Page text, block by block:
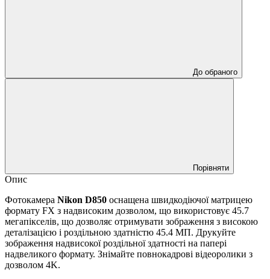
До обраного
Порівняти
Опис
Фотокамера Nikon D850 оснащена швидкодіючої матрицею
формату FX з надвисоким дозволом, що використовує 45.7
мегапікселів, що дозволяє отримувати зображення з високою
деталізацією і роздільною здатністю 45.4 МП. Друкуйте
зображення надвисокої роздільної здатності на папері
надвеликого формату. Знімайте повнокадрові відеоролики з
дозволом 4K.